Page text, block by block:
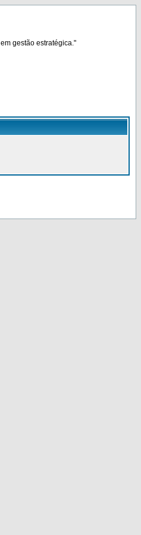
gestão estratégica."